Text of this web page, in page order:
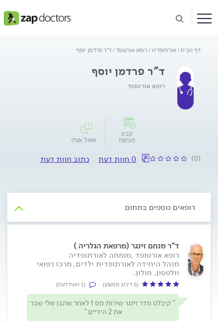
דף הבית אורתופדיה רופא אורטופד ד"ר פרדמן יוסף
ד"ר פרדמן יוסף
רופא אורטופד
קבע
פגישה
שאל אותי
(0) 0 חוות דעת כתוב חוות דעת
רופאים נוספים בתחום
ד"ר מנחם זינגר (מרפאת הגלריה )
רופא אורטופד ,מומחה לאורתופדיה
מנהל היחידה לאורתופדית ילדים, מרכז רפואי
וולפסון, חולון.
(5 דירוג ממוצע) (1 חוות דעת)
קיבלנו מדר זינגר שירות מס 1 לאחר שהבן שלי שבר
את 2 הידיים